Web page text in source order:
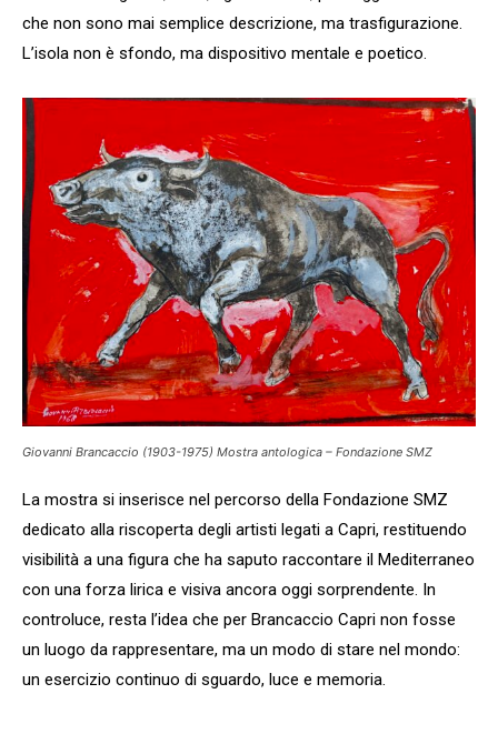
che non sono mai semplice descrizione, ma trasfigurazione.
L’isola non è sfondo, ma dispositivo mentale e poetico.
Giovanni Brancaccio (1903-1975) Mostra antologica – Fondazione SMZ
La mostra si inserisce nel percorso della Fondazione SMZ
dedicato alla riscoperta degli artisti legati a Capri, restituendo
visibilità a una figura che ha saputo raccontare il Mediterraneo
con una forza lirica e visiva ancora oggi sorprendente. In
controluce, resta l’idea che per Brancaccio Capri non fosse
un luogo da rappresentare, ma un modo di stare nel mondo:
un esercizio continuo di sguardo, luce e memoria.